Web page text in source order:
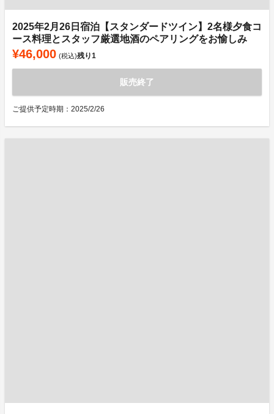
2025年2月26日宿泊【スタンダードツイン】2名様夕食コ
ース料理とスタッフ厳選地酒のペアリングをお愉しみ
¥46,000 (税込)残り1
販売終了
ご提供予定時期：2025/2/26